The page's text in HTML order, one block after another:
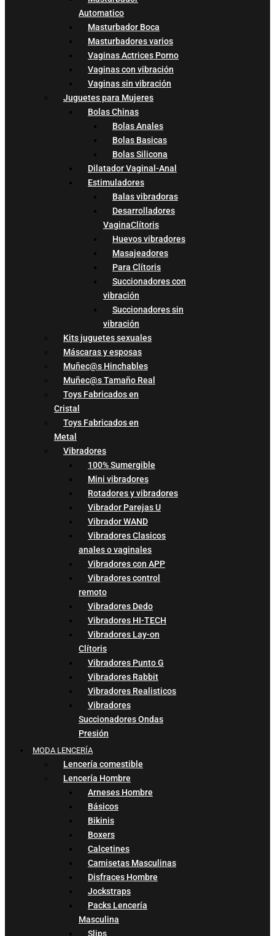
Automatico
Masturbador Boca
Masturbadores varios
Vaginas Actrices Porno
Vaginas con vibración
Vaginas sin vibración
Juguetes para Mujeres
Bolas Chinas
Bolas Anales
Bolas Basicas
Bolas Silicona
Dilatador Vaginal-Anal
Estimuladores
Balas vibradoras
Desarrolladores
VaginaClítoris
Huevos vibradores
Masajeadores
Para Clítoris
Succionadores con
vibración
Succionadores sin
vibración
Kits juguetes sexuales
Máscaras y esposas
Muñec@s Hinchables
Muñec@s Tamaño Real
Toys Fabricados en
Cristal
Toys Fabricados en
Metal
Vibradores
100% Sumergible
Mini vibradores
Rotadores y vibradores
Vibrador Parejas U
Vibrador WAND
Vibradores Clasicos
anales o vaginales
Vibradores con APP
Vibradores control
remoto
Vibradores Dedo
Vibradores HI-TECH
Vibradores Lay-on
Clítoris
Vibradores Punto G
Vibradores Rabbit
Vibradores Realisticos
Vibradores
Succionadores Ondas
Presión
MODA LENCERÍA
Lencería comestible
Lencería Hombre
Arneses Hombre
Básicos
Bikinis
Boxers
Calcetines
Camisetas Masculinas
Disfraces Hombre
Jockstraps
Packs Lencería
Masculina
Slips